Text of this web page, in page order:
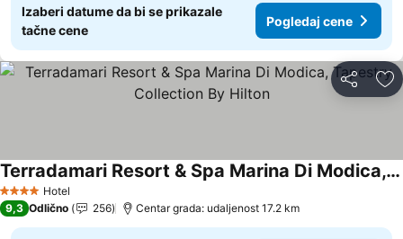
Izaberi datume da bi se prikazale
tačne cene
Pogledaj cene
Deli
4 ZvezdiceHotel
Terradamari Resort & Spa Marina Di Modica, Tapestry Collection By Hilton
9,3 Odlično 256 Centar grada: udaljenost 17.2 km